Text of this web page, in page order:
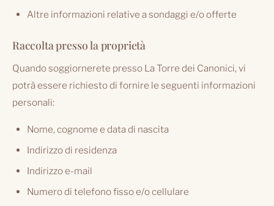
Altre informazioni relative a sondaggi e/o offerte
Raccolta presso la proprietà
Quando soggiornerete presso La Torre dei Canonici, vi
potrà essere richiesto di fornire le seguenti informazioni
personali:
Nome, cognome e data di nascita
Indirizzo di residenza
Indirizzo e-mail
Numero di telefono fisso e/o cellulare